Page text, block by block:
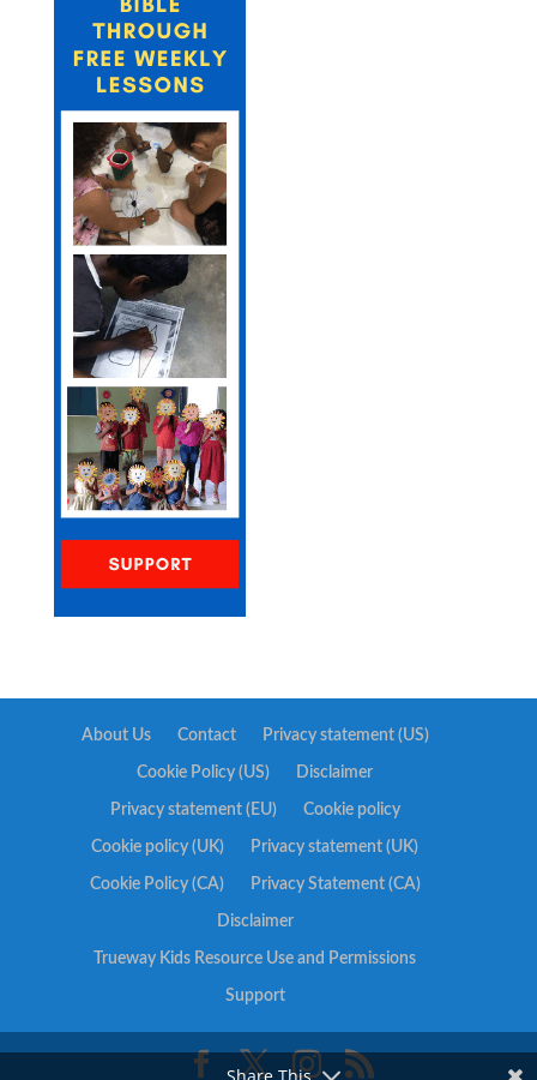
About Us Contact Privacy statement (US)
Cookie Policy (US) Disclaimer
Privacy statement (EU) Cookie policy
Cookie policy (UK) Privacy statement (UK)
Cookie Policy (CA) Privacy Statement (CA)
Disclaimer
Trueway Kids Resource Use and Permissions
Support